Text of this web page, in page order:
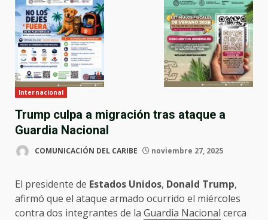
Internacional
Trump culpa a migración tras ataque a
Guardia Nacional
COMUNICACIÓN DEL CARIBE noviembre 27, 2025
El presidente de Estados Unidos, Donald Trump,
afirmó que el ataque armado ocurrido el miércoles
contra dos integrantes de la Guardia Nacional cerca